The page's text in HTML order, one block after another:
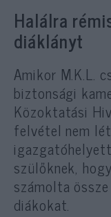
Halálra
diáklányt
Amikor M.K.L.
biztonsági
Közoktatási
felvétel nem
szülőknek,
számolta
diákokat.